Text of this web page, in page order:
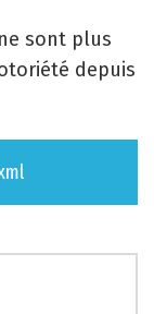
sont plus
depuis